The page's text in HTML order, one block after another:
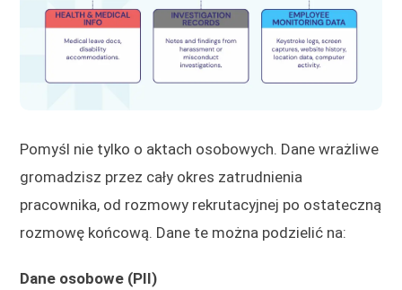
Pomyśl nie tylko o aktach osobowych. Dane wrażliwe
gromadzisz przez cały okres zatrudnienia
pracownika, od rozmowy rekrutacyjnej po ostateczną
rozmowę końcową. Dane te można podzielić na:
Dane osobowe (PII)